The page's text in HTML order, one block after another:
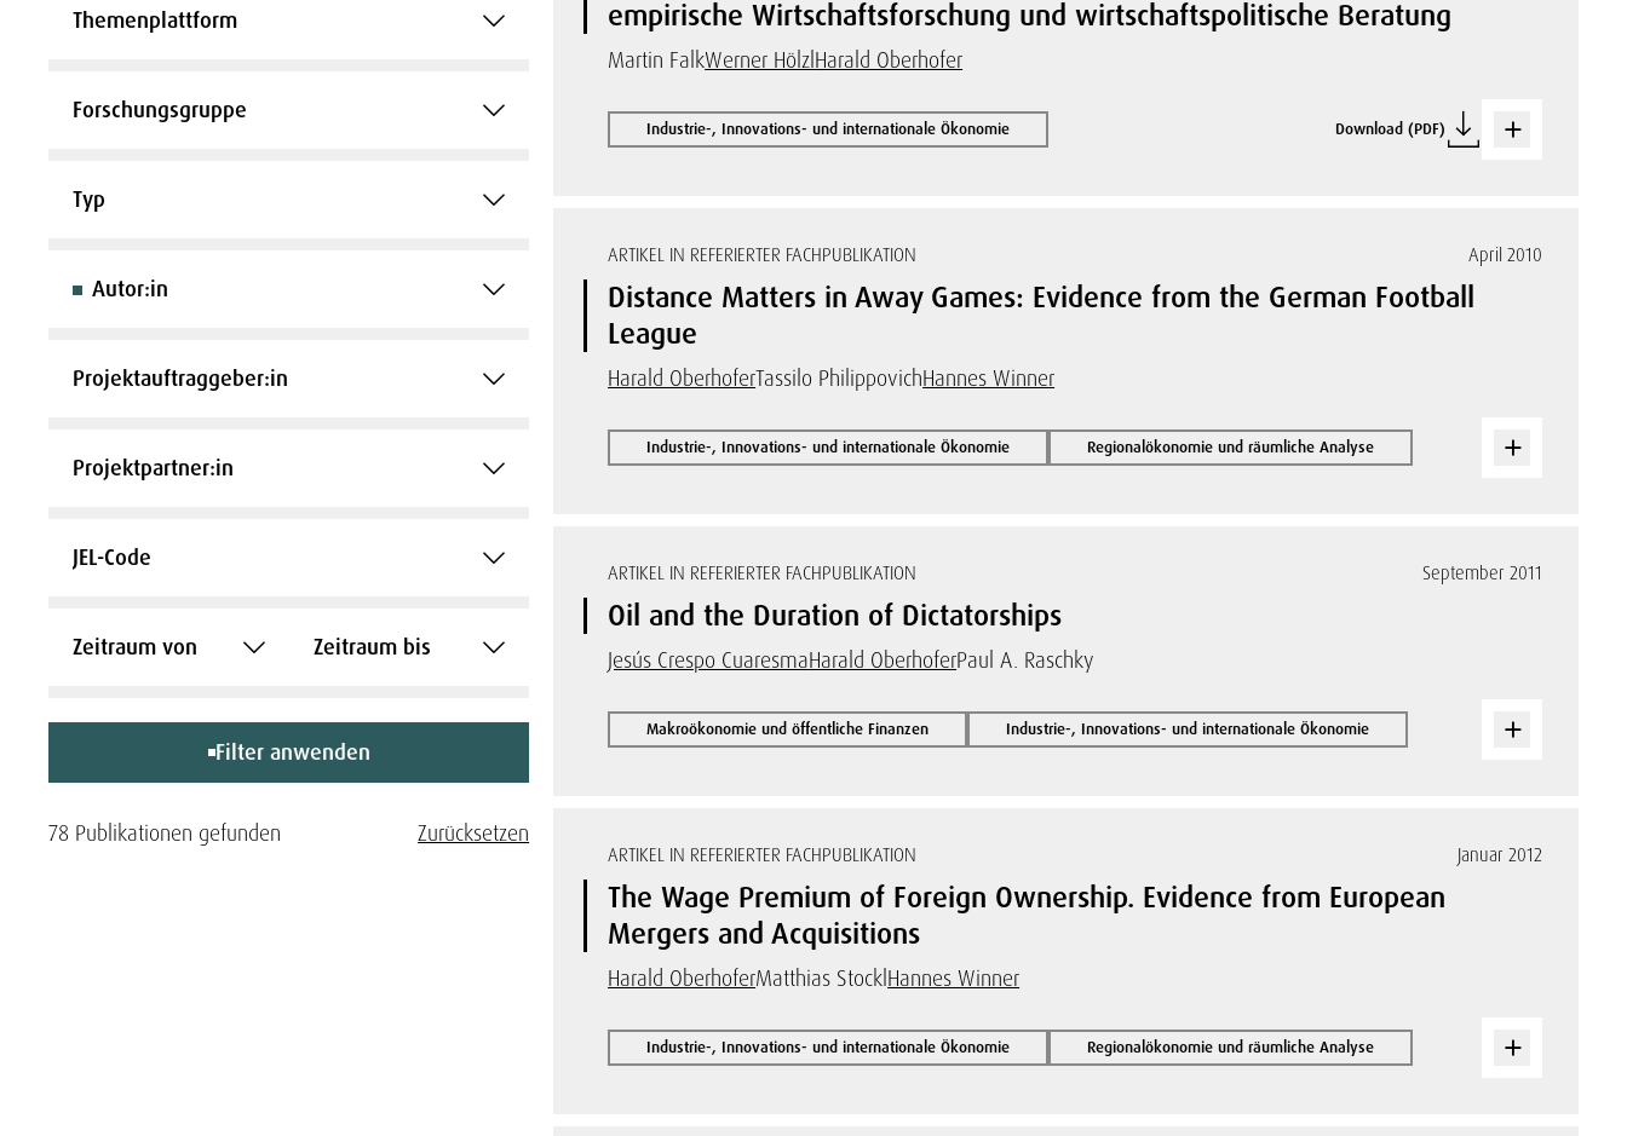
Themenplattform
Forschungsgruppe
Typ
Autor:in
Projektauftraggeber:in
Projektpartner:in
JEL-Code
Zeitraum von Zeitraum bis
Filter anwenden
78 Publikationen gefunden Zurücksetzen
empirische Wirtschaftsforschung und wirtschaftspolitische Beratung
Martin FalkWerner Hölzl Harald Oberhofer
Industrie-, Innovations- und internationale Ökonomie Download (PDF)
ARTIKEL IN REFERIERTER FACHPUBLIKATION April 2010
Distance Matters in Away Games: Evidence from the German Football
League
Harald OberhoferTassilo PhilippovichHannes Winner
Industrie-, Innovations- und internationale Ökonomie Regionalökonomie und räumliche Analyse
ARTIKEL IN REFERIERTER FACHPUBLIKATION September 2011
Oil and the Duration of Dictatorships
Jesús Crespo CuaresmaHarald OberhoferPaul A. Raschky
Makroökonomie und öffentliche Finanzen Industrie-, Innovations- und internationale Ökonomie
ARTIKEL IN REFERIERTER FACHPUBLIKATION Januar 2012
The Wage Premium of Foreign Ownership. Evidence from European
Mergers and Acquisitions
Harald OberhoferMatthias Stockl Hannes Winner
Industrie-, Innovations- und internationale Ökonomie Regionalökonomie und räumliche Analyse